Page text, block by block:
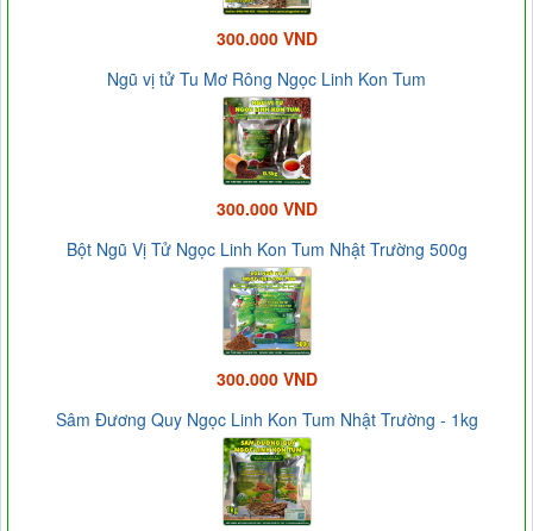
300.000 VND
Ngũ vị tử Tu Mơ Rông Ngọc Linh Kon Tum
300.000 VND
Bột Ngũ Vị Tử Ngọc Linh Kon Tum Nhật Trường 500g
300.000 VND
Sâm Đương Quy Ngọc Linh Kon Tum Nhật Trường - 1kg